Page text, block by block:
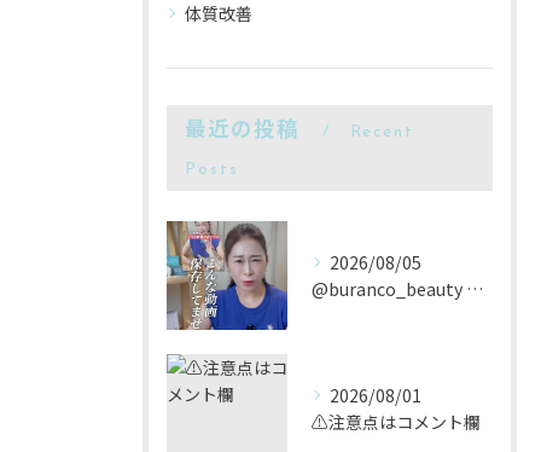
体質改善
最近の投稿 Recent
Posts
2026/08/05
@buranco_beauty 歴12年の知見と根本美容💆‍...
2026/08/01
⚠️注意点はコメント欄